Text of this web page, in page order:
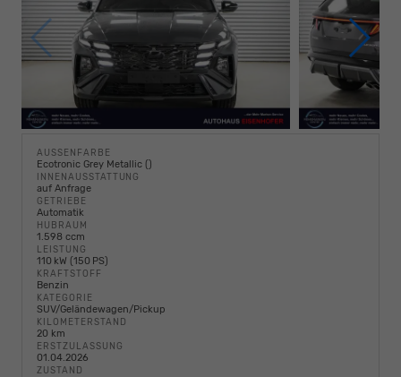
AUSSENFARBE
Ecotronic Grey Metallic ()
INNENAUSSTATTUNG
auf Anfrage
GETRIEBE
Automatik
HUBRAUM
1.598 ccm
LEISTUNG
110 kW (150 PS)
KRAFTSTOFF
Benzin
KATEGORIE
SUV/Geländewagen/Pickup
KILOMETERSTAND
20 km
ERSTZULASSUNG
01.04.2026
ZUSTAND